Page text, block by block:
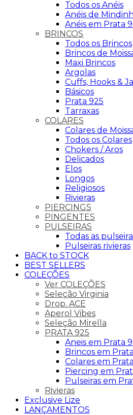
Todos os Anéis
Anéis de
Anéis em Prata
BRINCOS
Todos os Brincos
Brincos de
Maxi Brincos
Argolas
Cuffs, Hooks &
Básicos
Prata 925
Tarraxas
COLARES
Colares de
Todos os Colares
Chokers / Aros
Delicados
Elos
Longos
Religiosos
Rivieras
PIERCINGS
PINGENTES
PULSEIRAS
Todas as
Pulseiras rivieras
BACK to STOCK
BEST SELLERS
COLEÇÕES
Ver COLEÇÕES
Seleção Virginia
Drop. ACE
Aperol Vibes
Seleção Mirella
PRATA 925
Aneis em Prata
Brincos em
Colares em
Piercing em
Pulseiras em
Rivieras
Exclusive Lize
LANÇAMENTOS